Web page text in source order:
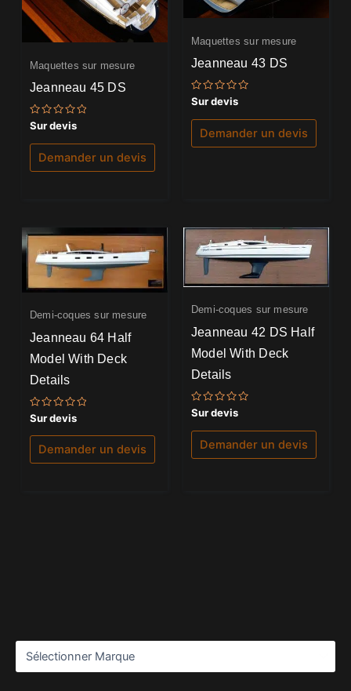
Maquettes sur mesure
Jeanneau 45 DS
Note
0
sur
Sur devis
Demander un devis
Maquettes sur mesure
Jeanneau 43 DS
Note
0
sur
Sur devis
Demander un devis
Demi-coques sur mesure
Jeanneau 64 Half
Model With Deck
Details
Note
0
sur
Sur devis
Demander un devis
Demi-coques sur mesure
Jeanneau 42 DS Half
Model With Deck
Details
Note
0
sur
Sur devis
Demander un devis